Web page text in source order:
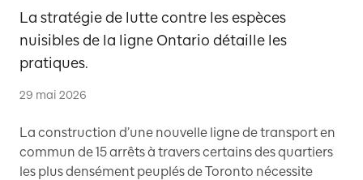
La stratégie de lutte contre les espèces
nuisibles de la ligne Ontario détaille les
pratiques.
29 mai 2026
La construction d’une nouvelle ligne de transport en
commun de 15 arrêts à travers certains des quartiers
les plus densément peuplés de Toronto nécessite